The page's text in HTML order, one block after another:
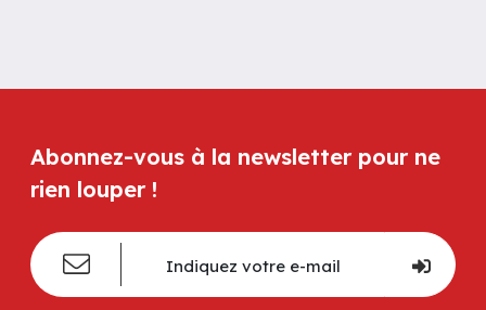
Abonnez-vous à la newsletter pour ne
rien louper !